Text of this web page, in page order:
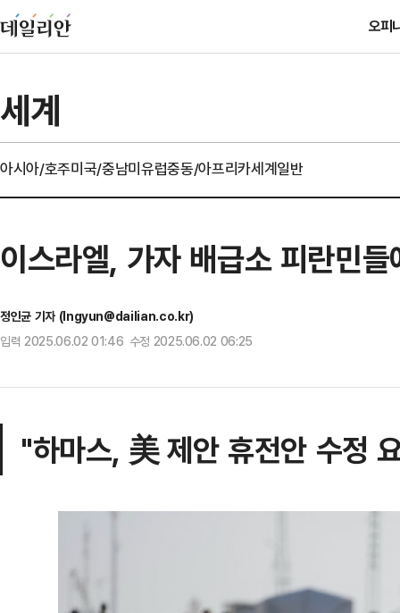
오피
세계
아시아/호주미국/중남미유럽중동/아프리카세계일반
이스라엘, 가자 배급소 피란민
정인균 기자 (Ingyun@dailian.co.kr)
입력 2025.06.02 01:46 수정 2025.06.02 06:25
"하마스, 美 제안 휴전안 수정